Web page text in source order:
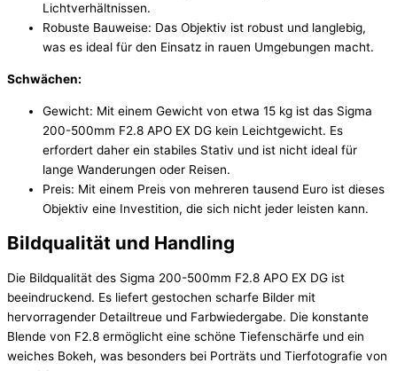
Lichtverhältnissen.
Robuste Bauweise: Das Objektiv ist robust und langlebig,
was es ideal für den Einsatz in rauen Umgebungen macht.
Schwächen:
Gewicht: Mit einem Gewicht von etwa 15 kg ist das Sigma
200-500mm F2.8 APO EX DG kein Leichtgewicht. Es
erfordert daher ein stabiles Stativ und ist nicht ideal für
lange Wanderungen oder Reisen.
Preis: Mit einem Preis von mehreren tausend Euro ist dieses
Objektiv eine Investition, die sich nicht jeder leisten kann.
Bildqualität und Handling
Die Bildqualität des Sigma 200-500mm F2.8 APO EX DG ist
beeindruckend. Es liefert gestochen scharfe Bilder mit
hervorragender Detailtreue und Farbwiedergabe. Die konstante
Blende von F2.8 ermöglicht eine schöne Tiefenschärfe und ein
weiches Bokeh, was besonders bei Porträts und Tierfotografie von